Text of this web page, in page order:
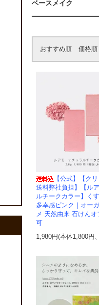
ベースメイク
おすすめ順 価格順
【公式】【クリ
送料弊社負担】【ル
ルチークカラー】く
多幸感ピンク｜オー
メ 天然由来 石けんオ
可
1,980円(本体1,800円